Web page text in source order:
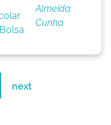
Almeida
Cunha
next